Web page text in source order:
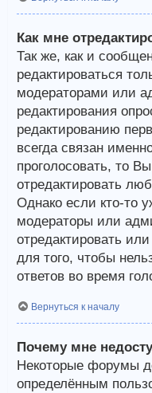
Как мне
Так же, как и
редактироваться
модераторами или
редактирования
редактированию
всегда связан
проголосовать, то
отредактировать
Однако если кто-то
модераторы или
отредактировать
для того, чтобы
ответов во время
Вернуться к началу
Почему мне
Некоторые форумы
определённым